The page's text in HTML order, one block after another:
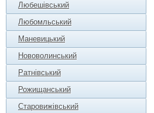
Любешівський
Любомльський
Маневицький
Нововолинський
Ратнівський
Рожищанський
Старовижівський